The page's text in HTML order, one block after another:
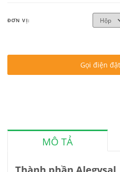
ĐƠN VỊ:
Gọi điện
MÔ TẢ